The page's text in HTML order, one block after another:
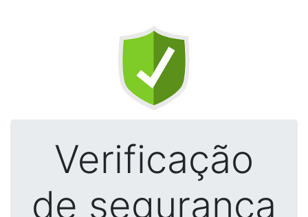
Verificação
de segurança